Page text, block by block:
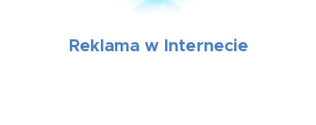
Reklama w Internecie